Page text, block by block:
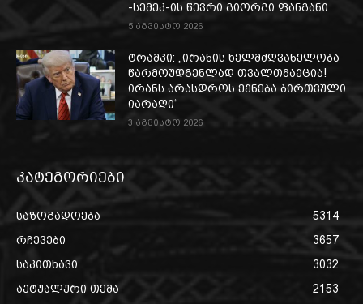
-სემეკ-ის წევრი გიორგი ფანგანი
5 აგვისტო 2026
ტრამპი: „ირანის ხელმძღვანელობა
წარმოუდგენლად თვალთმაქცია!
ირანს არასდროს ექნება ბირთვული
იარაღი“
3 აგვისტო 2026
კატეგორიები
საზოგადოება
5314
რჩევები
3657
საკითხავი
3032
აქტუალური თემა
2153